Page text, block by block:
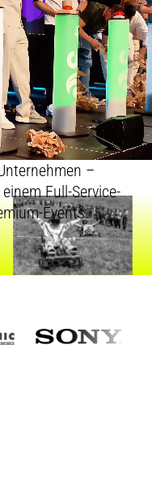
–
Full-Service-
Events.